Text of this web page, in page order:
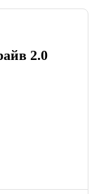
2.0